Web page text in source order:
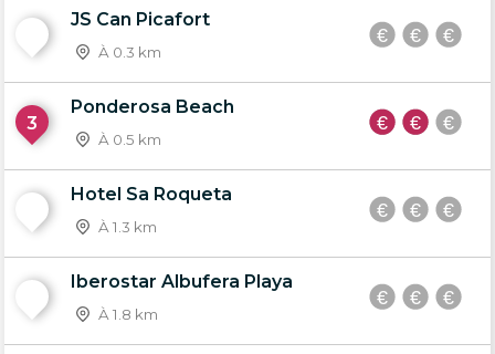
JS Can Picafort
À 0.3 km
3
Ponderosa Beach
À 0.5 km
Hotel Sa Roqueta
À 1.3 km
Iberostar Albufera Playa
À 1.8 km